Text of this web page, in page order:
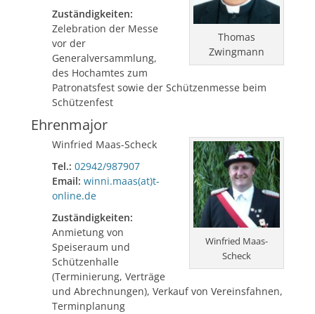
Thomas
Zwingmann
Zuständigkeiten:
Zelebration der Messe
vor der
Generalversammlung,
des Hochamtes zum
Patronatsfest sowie der Schützenmesse beim
Schützenfest
Ehrenmajor
Winfried Maas-
Scheck
Winfried Maas-Scheck
Tel.: 02942/987907
Email: winni.maas(at)t-
online.de
Zuständigkeiten:
Anmietung von
Speiseraum und
Schützenhalle
(Terminierung, Verträge
und Abrechnungen), Verkauf von Vereinsfahnen,
Terminplanung